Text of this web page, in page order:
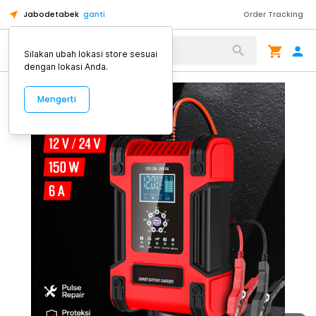
Jabodetabek ganti Order Tracking
Alat Kopi
Silakan ubah lokasi store sesuai
dengan lokasi Anda.
Mengerti